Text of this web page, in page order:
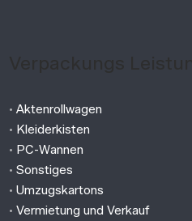
•Aktenrollwagen
• Kleiderkisten
• PC-Wannen
•Sonstiges
•Umzugskartons
•Vermietung und Verkauf